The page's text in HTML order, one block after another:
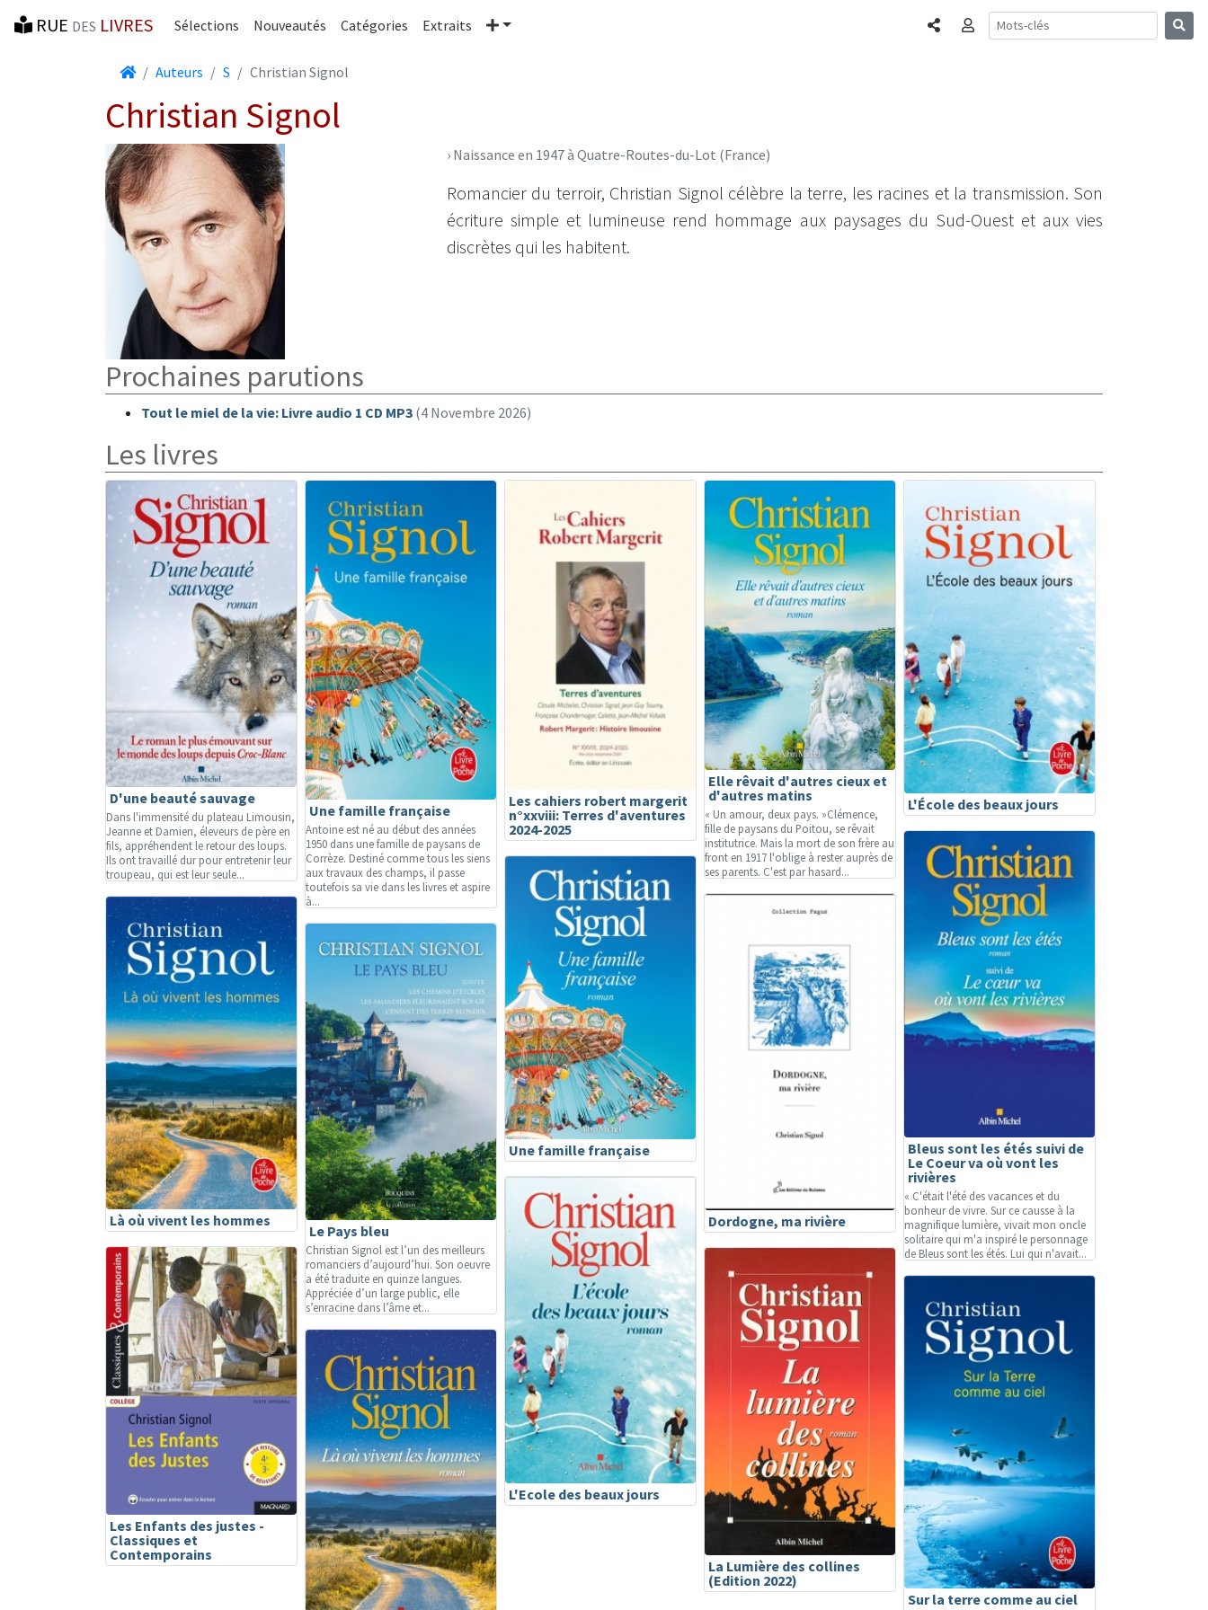
RUE DES LIVRES Sélections Nouveautés Catégories Extraits Plus PartagerConnexion
AccueilAuteurs S Christian Signol
Christian Signol
› Naissance en 1947 à Quatre-Routes-du-Lot (France)
Romancier du terroir, Christian Signol célèbre la terre, les racines et la transmission. Son
écriture simple et lumineuse rend hommage aux paysages du Sud-Ouest et aux vies
discrètes qui les habitent.
Prochaines parutions
Tout le miel de la vie: Livre audio 1 CD MP3 (4 Novembre 2026)
Les livres
D'une beauté sauvage
Dans l'immensité du plateau Limousin,
Jeanne et Damien, éleveurs de père en
fils, appréhendent le retour des loups.
Ils ont travaillé dur pour entretenir leur
troupeau, qui est leur seule...
Une famille française
Antoine est né au début des années
1950 dans une famille de paysans de
Corrèze. Destiné comme tous les siens
aux travaux des champs, il passe
toutefois sa vie dans les livres et aspire
à...
Les cahiers robert margerit
n°xxviii: Terres d'aventures
2024-2025
Elle rêvait d'autres cieux et
d'autres matins
« Un amour, deux pays. »Clémence,
fille de paysans du Poitou, se rêvait
institutrice. Mais la mort de son frère au
front en 1917 l'oblige à rester auprès de
ses parents. C'est par hasard...
L'École des beaux jours
Bleus sont les étés suivi de
Le Coeur va où vont les
rivières
« C'était l'été des vacances et du
bonheur de vivre. Sur ce causse à la
magnifique lumière, vivait mon oncle
solitaire qui m'a inspiré le personnage
de Bleus sont les étés. Lui qui n'avait...
Une famille française
Dordogne, ma rivière
Là où vivent les hommes
Le Pays bleu
Christian Signol est l’un des meilleurs
romanciers d’aujourd’hui. Son oeuvre
a été traduite en quinze langues.
Appréciée d’un large public, elle
s’enracine dans l’âme et...
L'Ecole des beaux jours
Les Enfants des justes -
Classiques et
Contemporains
La Lumière des collines
(Edition 2022)
Sur la terre comme au ciel